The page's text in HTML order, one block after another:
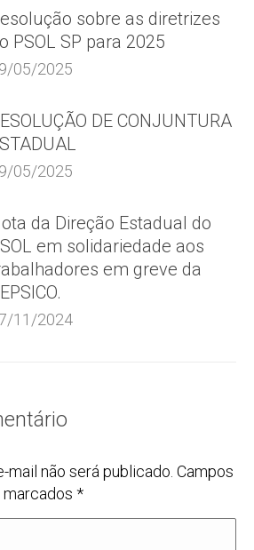
sobre as diretrizes
PSOL SP para 2025
05/2025
DE CONJUNTURA
05/2025
da Direção Estadual do
em solidariedade aos
em greve da
11/2024
mail não será publicado. Campos
*